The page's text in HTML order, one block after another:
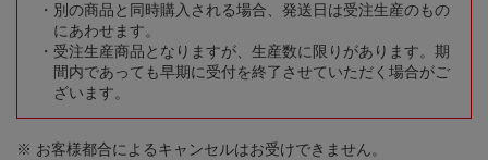
別の商品と同時購入される場合、発送日は受注生産のもの
にあわせます。
受注生産商品となりますが、生産数に限りがあります。期
間内であっても早期に受付を終了させていただく場合がご
ざいます。
※ お客様都合によるキャンセルはお受けできません。